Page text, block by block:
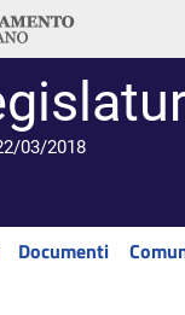
03/2018
Documenti